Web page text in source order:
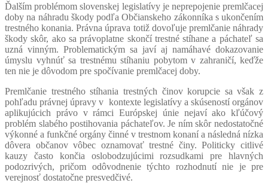
Ďalším problémom slovenskej legislatívy je neprepojenie premlčacej
doby na náhradu škody podľa Občianskeho zákonníka s ukončením
trestného konania. Právna úprava totiž dovoľuje premlčanie náhrady
škody skôr, ako sa právoplatne skončí trestné stíhane a páchateľ sa
uzná vinným. Problematickým sa javí aj namáhavé dokazovanie
úmyslu vyhnúť sa trestnému stíhaniu pobytom v zahraničí, keďže
ten nie je dôvodom pre spočívanie premlčacej doby.
Premlčanie trestného stíhania trestných činov korupcie sa však z
pohľadu právnej úpravy v kontexte legislatívy a skúseností orgánov
aplikujúcich právo v rámci Európskej únie nejaví ako kľúčový
problém slabého postihovania páchateľov. Je ním skôr nedostatočné
výkonné a funkčné orgány činné v trestnom konaní a následná nízka
dôvera občanov vôbec oznamovať trestné činy. Politicky citlivé
kauzy často končia oslobodzujúcimi rozsudkami pre hlavných
podozrivých, pričom odôvodnenie týchto rozhodnutí nie je pre
verejnosť dostatočne presvedčivé.